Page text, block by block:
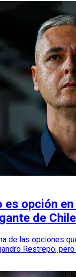
es opción
de Chile
de las opciones
Restrepo,